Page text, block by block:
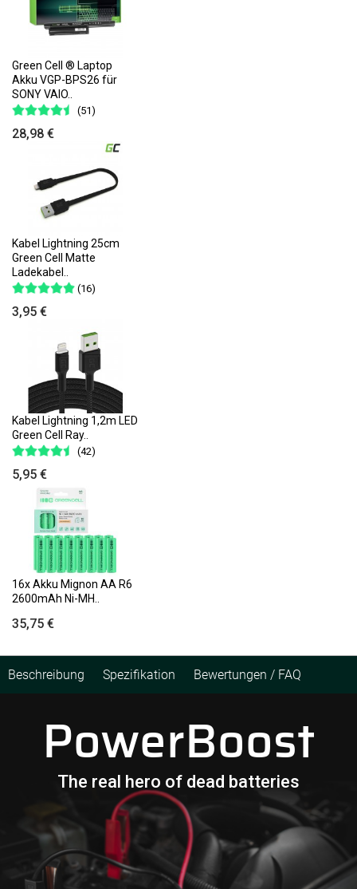
Green Cell ® Laptop
Akku VGP-BPS26 für
SONY VAIO..
(51)
28,98 €
Kabel Lightning 25cm
Green Cell Matte
Ladekabel..
(16)
3,95 €
Kabel Lightning 1,2m LED
Green Cell Ray..
(42)
5,95 €
16x Akku Mignon AA R6
2600mAh Ni-MH..
35,75 €
Beschreibung Spezifikation Bewertungen / FAQ
PowerBoost
The real hero of dead batteries